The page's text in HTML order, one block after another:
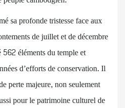
sa profonde tristesse face aux
de juillet et de décembre
éléments du temple et
d’efforts de conservation. Il
perte majeure, non seulement
pour le patrimoine culturel de